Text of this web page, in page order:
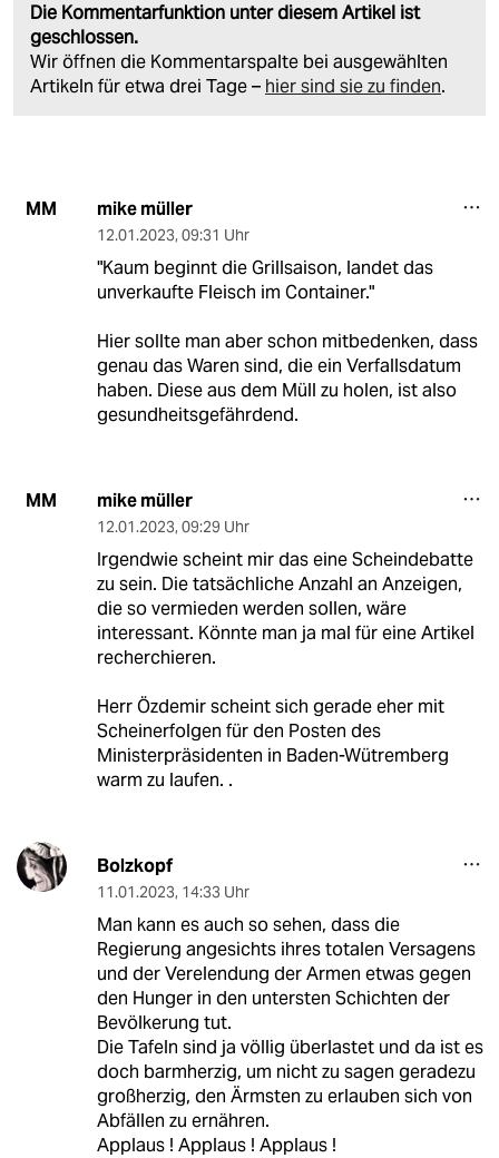
Die Kommentarfunktion unter diesem Artikel ist
geschlossen.
Wir öffnen die Kommentarspalte bei ausgewählten
Artikeln für etwa drei Tage – hier sind sie zu finden.
MM mike müller
12.01.2023, 09:31 Uhr
"Kaum beginnt die Grillsaison, landet das
unverkaufte Fleisch im Container."
Hier sollte man aber schon mitbedenken, dass
genau das Waren sind, die ein Verfallsdatum
haben. Diese aus dem Müll zu holen, ist also
gesundheitsgefährdend.
MM mike müller
12.01.2023, 09:29 Uhr
Irgendwie scheint mir das eine Scheindebatte
zu sein. Die tatsächliche Anzahl an Anzeigen,
die so vermieden werden sollen, wäre
interessant. Könnte man ja mal für eine Artikel
recherchieren.
Herr Özdemir scheint sich gerade eher mit
Scheinerfolgen für den Posten des
Ministerpräsidenten in Baden-Wütremberg
warm zu laufen. .
Bolzkopf
11.01.2023, 14:33 Uhr
Man kann es auch so sehen, dass die
Regierung angesichts ihres totalen Versagens
und der Verelendung der Armen etwas gegen
den Hunger in den untersten Schichten der
Bevölkerung tut.
Die Tafeln sind ja völlig überlastet und da ist es
doch barmherzig, um nicht zu sagen geradezu
großherzig, den Ärmsten zu erlauben sich von
Abfällen zu ernähren.
Applaus ! Applaus ! Applaus !